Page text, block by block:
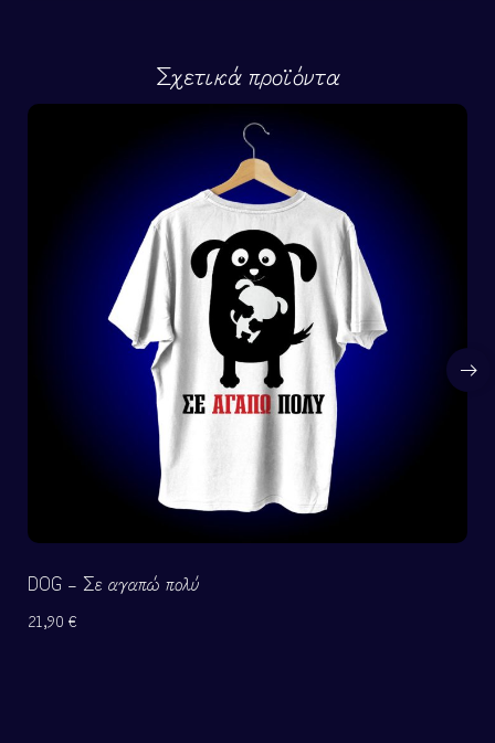
Σχετικά προϊόντα
DOG – Σε αγαπώ πολύ
21,90 €